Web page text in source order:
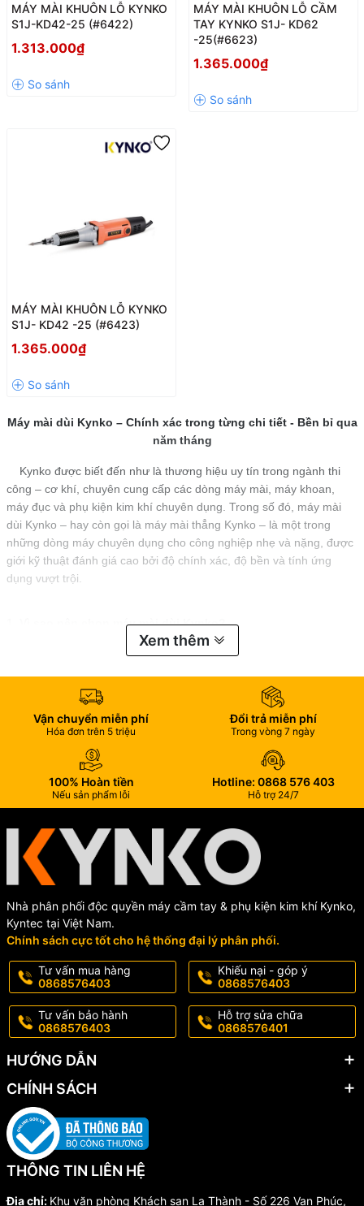
MÁY MÀI KHUÔN LỖ KYNKO
S1J-KD42-25 (#6422)
1.313.000₫
MÁY MÀI KHUÔN LỖ CẦM
TAY KYNKO S1J- KD62
-25(#6623)
1.365.000₫
MÁY MÀI KHUÔN LỖ KYNKO
S1J- KD42 -25 (#6423)
1.365.000₫
Máy mài dùi Kynko – Chính xác trong từng chi tiết - Bền bỉ qua
năm tháng
Kynko được biết đến như là thương hiệu uy tín trong ngành thi
công – cơ khí, chuyên cung cấp các dòng máy mài, máy khoan,
máy đục và phụ kiện kim khí chuyên dụng. Trong số đó, máy mài
dùi Kynko – hay còn gọi là máy mài thẳng Kynko – là một trong
những dòng máy chuyên dụng cho công nghiệp nhẹ và nặng, được
giới kỹ thuật đánh giá cao bởi độ chính xác, độ bền và tính ứng
dụng vượt trội.
1. Vì sao nên chọn máy mài dùi Kynko?
Không giống những loại máy mài góc thông thường, máy mài dùi
Mài khuôn, rãnh, chi tiết nhỏ trên kim loại
Làm sạch ba via trong ngành cơ khí chính xác
Gia công, đánh bóng chi tiết trong ngành khuôn mẫu, điện tử, cơ khí
Trong số các thương hiệu đang có mặt trên thị trường, máy mài dùi
Kynko nổi bật nhờ vào:
Thiết kế gọn, chắc tay, dễ kiểm soát khi thao tác ở những vị trí khó
tiếp cận.
Động cơ mạnh mẽ, êm ái, hoạt động ổn định trong thời gian dài.
Chất liệu cấu thành cao cấp, đảm bảo tuổi thọ máy lâu bền, chịu lực
Chính sách bảo hành chính hãng, linh kiện thay thế sẵn có.
Với người dùng chuyên nghiệp, việc lựa chọn một dòng máy mài
khuôn chính hãng như Kynko sẽ giúp nâng cao hiệu suất công việc
và giảm thiểu rủi ro hỏng hóc.
2. Đặc điểm nổi bật của máy mài dùi Kynko
Dòng máy mài dùi của Kynko sở hữu những thông số và tính năng
nổi trội:
Xem thêm
Vận chuyển miễn phí
Hóa đơn trên 5 triệu
Đổi trả miễn phí
Trong vòng 7 ngày
100% Hoàn tiền
Nếu sản phẩm lỗi
Hotline: 0868 576 403
Hỗ trợ 24/7
Nhà phân phối độc quyền máy cầm tay & phụ kiện kim khí Kynko,
Kyntec tại Việt Nam.
Chính sách cực tốt cho hệ thống đại lý phân phối.
Tư vấn mua hàng
0868576403
Khiếu nại - góp ý
0868576403
Tư vấn bảo hành
0868576403
Hỗ trợ sửa chữa
0868576401
HƯỚNG DẪN
CHÍNH SÁCH
THÔNG TIN LIÊN HỆ
Địa chỉ: Khu văn phòng Khách sạn La Thành - Số 226 Vạn Phúc,